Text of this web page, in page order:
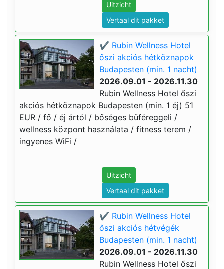
Uitzicht
Vertaal dit pakket
✔️ Rubin Wellness Hotel
őszi akciós hétköznapok
Budapesten (min. 1 nacht)
2026.09.01 - 2026.11.30
Rubin Wellness Hotel őszi
akciós hétköznapok Budapesten (min. 1 éj) 51
EUR / fő / éj ártól / bőséges büféreggeli /
wellness központ használata / fitness terem /
ingyenes WiFi /
Uitzicht
Vertaal dit pakket
✔️ Rubin Wellness Hotel
őszi akciós hétvégék
Budapesten (min. 1 nacht)
2026.09.01 - 2026.11.30
Rubin Wellness Hotel őszi